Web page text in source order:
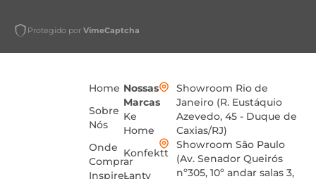
Protegido por VimeCaptcha
Home
Sobre
Nós
Onde
Comprar
Inspire-
Nossas
Marcas
Ke
Home
Konfektt
Lanty
Showroom Rio de
Janeiro (R. Eustáquio
Azevedo, 45 - Duque de
Caxias/RJ)
Showroom São Paulo
(Av. Senador Queirós
nº305, 10º andar salas 3,